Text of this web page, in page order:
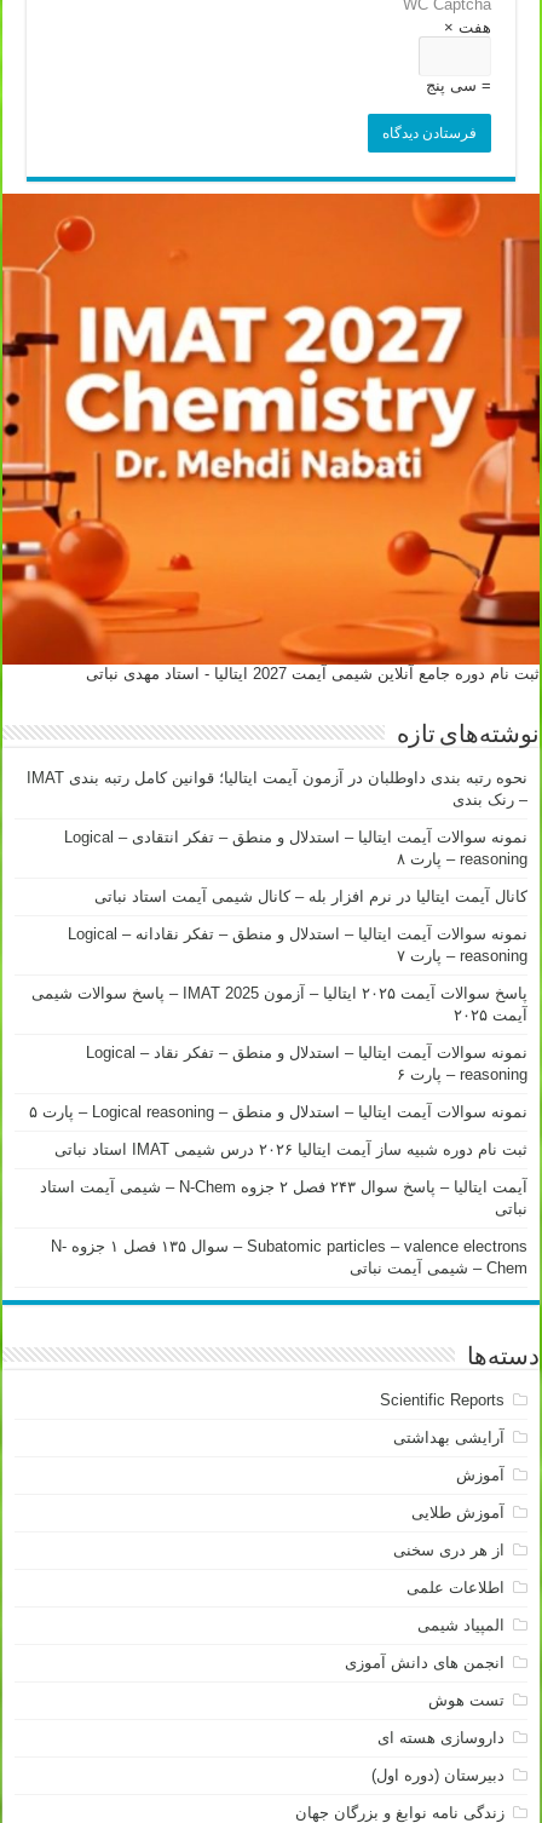
WC Captcha
هفت ×
= سی پنج
ثبت نام دوره جامع آنلاین شیمی آیمت 2027 ایتالیا - استاد مهدی نباتی
نوشته‌های تازه
نحوه رتبه بندی داوطلبان در آزمون آیمت ایتالیا؛ قوانین کامل رتبه بندی IMAT
– رنک بندی
نمونه سوالات آیمت ایتالیا – استدلال و منطق – تفکر انتقادی – Logical
reasoning – پارت ۸
کانال آیمت ایتالیا در نرم افزار بله – کانال شیمی آیمت استاد نباتی
نمونه سوالات آیمت ایتالیا – استدلال و منطق – تفکر نقادانه – Logical
reasoning – پارت ۷
پاسخ سوالات آیمت ۲۰۲۵ ایتالیا – آزمون IMAT 2025 – پاسخ سوالات شیمی
آیمت ۲۰۲۵
نمونه سوالات آیمت ایتالیا – استدلال و منطق – تفکر نقاد – Logical
reasoning – پارت ۶
نمونه سوالات آیمت ایتالیا – استدلال و منطق – Logical reasoning – پارت ۵
ثبت نام دوره شبیه ساز آیمت ایتالیا ۲۰۲۶ درس شیمی IMAT استاد نباتی
آیمت ایتالیا – پاسخ سوال ۲۴۳ فصل ۲ جزوه N-Chem – شیمی آیمت استاد
نباتی
Subatomic particles – valence electrons – سوال ۱۳۵ فصل ۱ جزوه N-
Chem – شیمی آیمت نباتی
دسته‌ها
Scientific Reports
آرایشی بهداشتی
آموزش
آموزش طلایی
از هر دری سخنی
اطلاعات علمی
المپیاد شیمی
انجمن های دانش آموزی
تست هوش
داروسازی هسته ای
دبیرستان (دوره اول)
زندگی نامه نوابغ و بزرگان جهان